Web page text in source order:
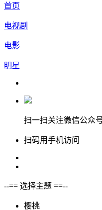
首页
电视剧
电影
明星
扫一扫关注微信公众
扫码用手机访问
--== 选择主题 ==--
樱桃